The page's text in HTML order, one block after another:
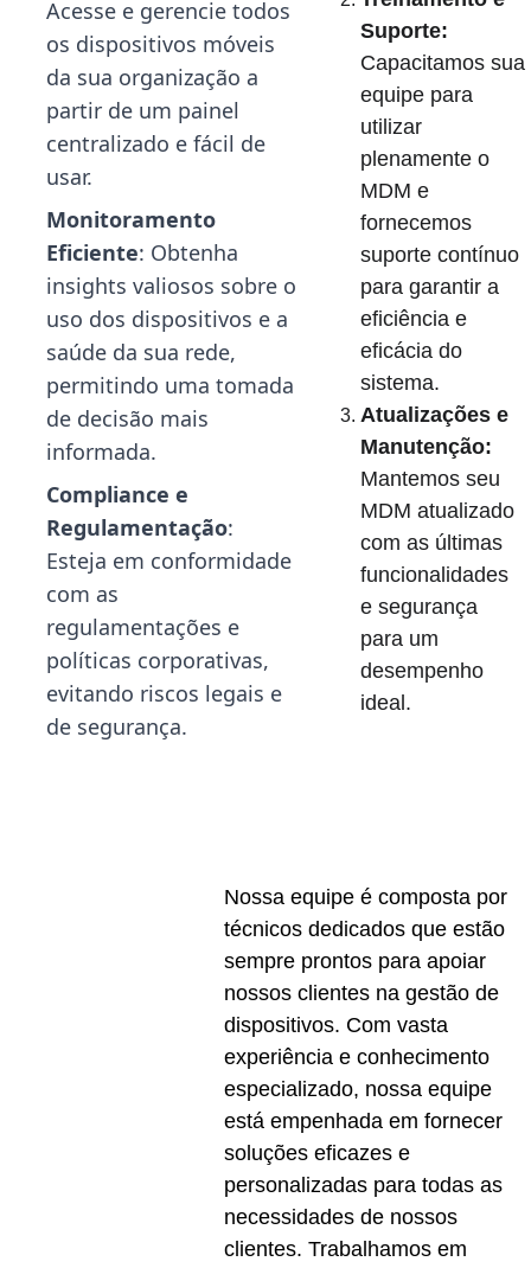
Acesse e gerencie todos
os dispositivos móveis
da sua organização a
partir de um painel
centralizado e fácil de
usar.
Monitoramento
Eficiente: Obtenha
insights valiosos sobre o
uso dos dispositivos e a
saúde da sua rede,
permitindo uma tomada
de decisão mais
informada.
Compliance e
Regulamentação:
Esteja em conformidade
com as
regulamentações e
políticas corporativas,
evitando riscos legais e
de segurança.
Suporte:
Capacitamos sua
equipe para
utilizar
plenamente o
MDM e
fornecemos
suporte contínuo
para garantir a
eficiência e
eficácia do
sistema.
Atualizações e
Manutenção:
Mantemos seu
MDM atualizado
com as últimas
funcionalidades
e segurança
para um
desempenho
ideal.
Nossa equipe é composta por
técnicos dedicados que estão
sempre prontos para apoiar
nossos clientes na gestão de
dispositivos. Com vasta
experiência e conhecimento
especializado, nossa equipe
está empenhada em fornecer
soluções eficazes e
personalizadas para todas as
necessidades de nossos
clientes. Trabalhamos em